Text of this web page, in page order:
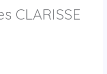
CLARISSE